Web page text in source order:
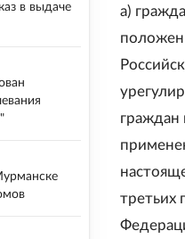
а)
граждан
третьих
в выдаче